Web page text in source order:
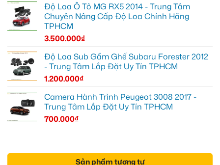
Độ Loa Ô Tô MG RX5 2014 - Trung Tâm
Chuyên Nâng Cấp Độ Loa Chính Hãng
TPHCM
3.500.000₫
Độ Loa Sub Gầm Ghế Subaru Forester 2012
- Trung Tâm Lắp Đặt Uy Tín TPHCM
1.200.000₫
Camera Hành Trình Peugeot 3008 2017 -
Trung Tâm Lắp Đặt Uy Tín TPHCM
700.000₫
Sản phẩm tương tự